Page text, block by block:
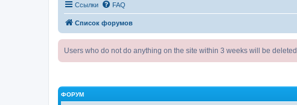
Ссылки FAQ
Список форумов
Users who do not do anything on the site within 3 weeks will be
ФОРУМ